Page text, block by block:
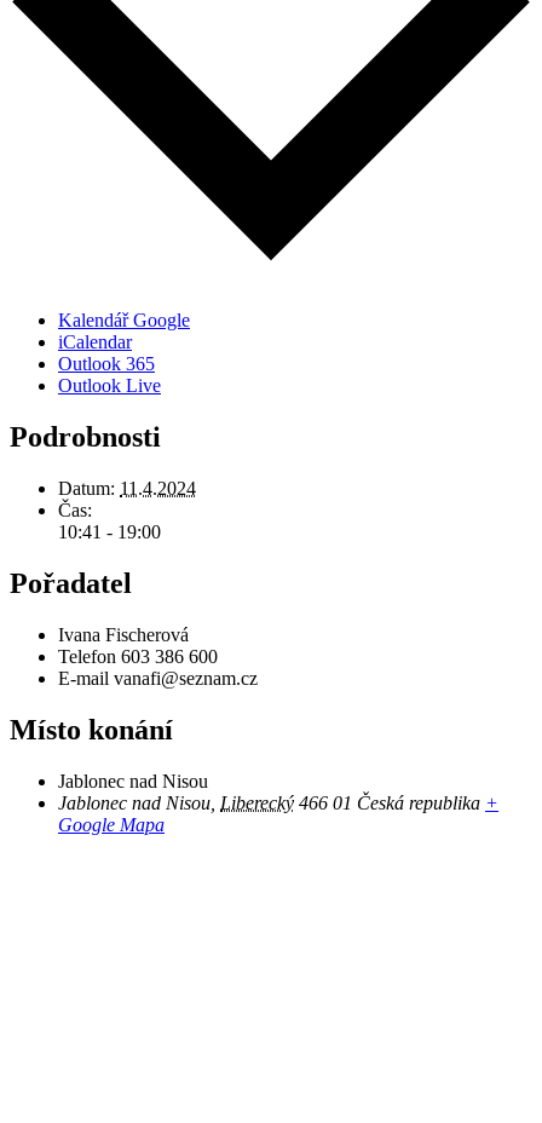
Kalendář Google
iCalendar
Outlook 365
Outlook Live
Podrobnosti
Datum: 11.4.2024
Čas:
10:41 - 19:00
Pořadatel
Ivana Fischerová
Telefon 603 386 600
E-mail vanafi@seznam.cz
Místo konání
Jablonec nad Nisou
Jablonec nad Nisou Liberecký 466 01 Česká republika +
Google Mapa